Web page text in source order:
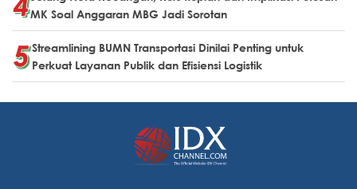
MK Soal Anggaran MBG Jadi Sorotan
Streamlining BUMN Transportasi Dinilai Penting untuk
Perkuat Layanan Publik dan Efisiensi Logistik